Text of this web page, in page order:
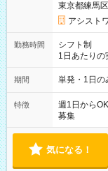
東京都練馬
アシスト
勤務時間
シフト制
1日あたりの
勤務 勤務：月・
可能です！ ※1日あたりの最大実働時間は日勤、夜勤共に勤務し
期間 単発・1日の
特徴
週1日から
募集
気になる！